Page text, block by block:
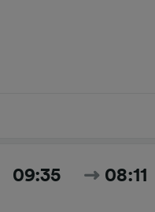
09:35 08:11